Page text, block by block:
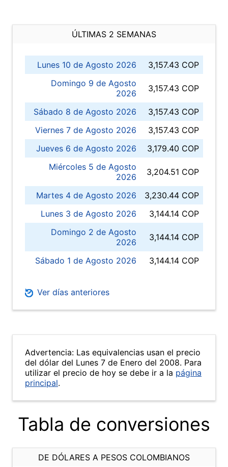
ÚLTIMAS 2 SEMANAS
Lunes 10 de Agosto 2026
3,157.43 COP
Domingo 9 de Agosto
2026
3,157.43 COP
Sábado 8 de Agosto 2026
3,157.43 COP
Viernes 7 de Agosto 2026
3,157.43 COP
Jueves 6 de Agosto 2026
3,179.40 COP
Miércoles 5 de Agosto
2026
3,204.51 COP
Martes 4 de Agosto 2026
3,230.44 COP
Lunes 3 de Agosto 2026
3,144.14 COP
Domingo 2 de Agosto
2026
3,144.14 COP
Sábado 1 de Agosto 2026 3,144.14 COP
Ver días anteriores
Advertencia: Las equivalencias usan el precio
del dólar del Lunes 7 de Enero del 2008. Para
utilizar el precio de hoy se debe ir a la página
principal.
Tabla de conversiones
DE DÓLARES A PESOS COLOMBIANOS